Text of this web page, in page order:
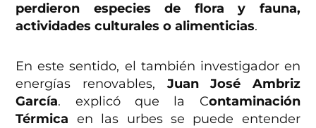
perdieron especies de flora y fauna,
actividades culturales o alimenticias.
En este sentido, el también investigador en
energías renovables, Juan José Ambriz
García. explicó que la Contaminación
Térmica en las urbes se puede entender